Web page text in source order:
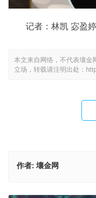
记者：林凯 宓盈婷
本文来自网络，不代表壤金
立场，转载请注明出处：
作者: 壤金网